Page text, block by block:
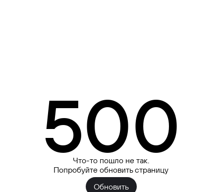
500
Что-то пошло не так.
Попробуйте обновить страницу
Обновить